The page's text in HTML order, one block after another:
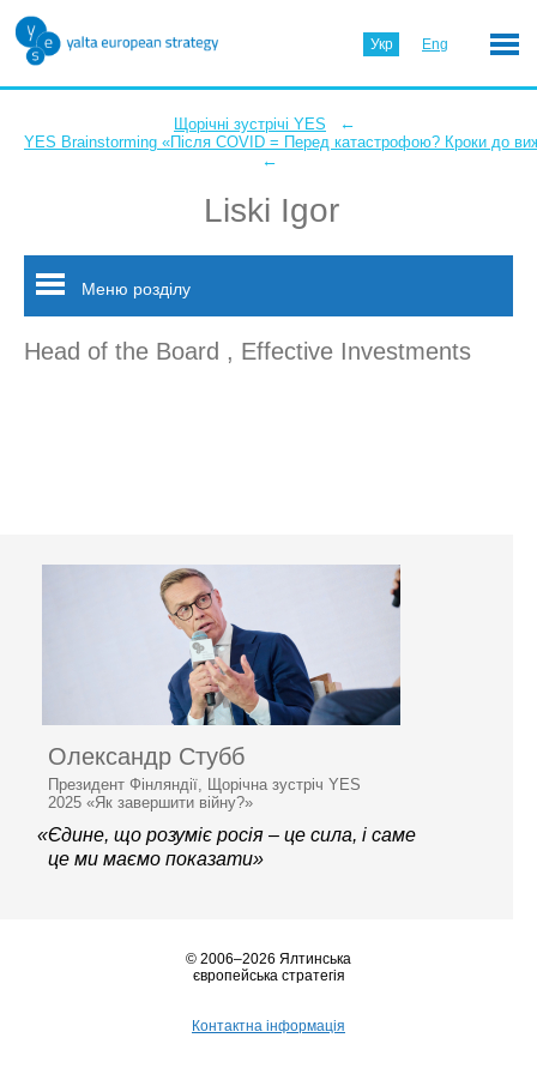
Укр Eng
Щорічні зустрічі YES ←
YES Brainstorming «Після COVID = Перед катастрофою? Кроки до
←
Liski Igor
Меню розділу
Head of the Board , Effective Investments
Олександр Стубб
Президент Фінляндії, Щорічна зустріч YES
2025 «Як завершити війну?»
«Єдине, що розуміє росія – це сила, і саме
це ми маємо показати»
© 2006–2026 Ялтинська
європейська стратегія
Контактна інформація